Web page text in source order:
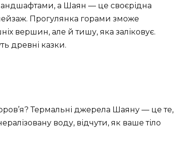
а Шаян — це своєрідна
Прогулянка горами зможе
вершин, але й тишу, яка заліковує.
древні казки.
Термальні джерела Шаяну — це те,
воду, відчути, як ваше тіло